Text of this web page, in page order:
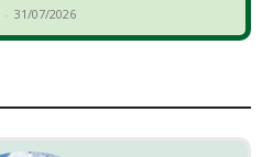
- 31/07/2026